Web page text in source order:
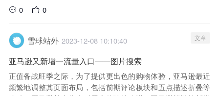
0
0
雪球站外 2023-12-08 10:10:40 文章
亚马逊又新增一流量入口——图片搜索
正值备战旺季之际，为了提供更出色的购物体验，亚马逊最近
频繁地调整其页面布局，包括前期评论板块和五点描述折叠等